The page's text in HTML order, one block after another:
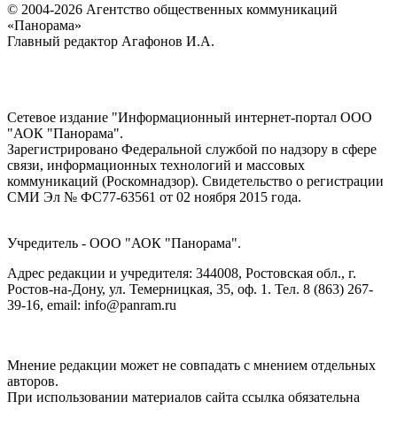
© 2004-2026 Агентство общественных коммуникаций
«Панорама»
Главный редактор Агафонов И.А.
Сетевое издание "Информационный интернет-портал ООО
"АОК "Панорама".
Зарегистрировано Федеральной службой по надзору в сфере
связи, информационных технологий и массовых
коммуникаций (Роскомнадзор). Cвидетельство о регистрации
СМИ Эл № ФС77-63561 от 02 ноября 2015 года.
Учредитель - ООО "АОК "Панорама".
Адрес редакции и учредителя: 344008, Ростовская обл., г.
Ростов-на-Дону, ул. Темерницкая, 35, оф. 1. Тел. 8 (863) 267-
39-16, email: info@panram.ru
Мнение редакции может не совпадать с мнением отдельных
авторов.
При использовании материалов сайта ссылка обязательна